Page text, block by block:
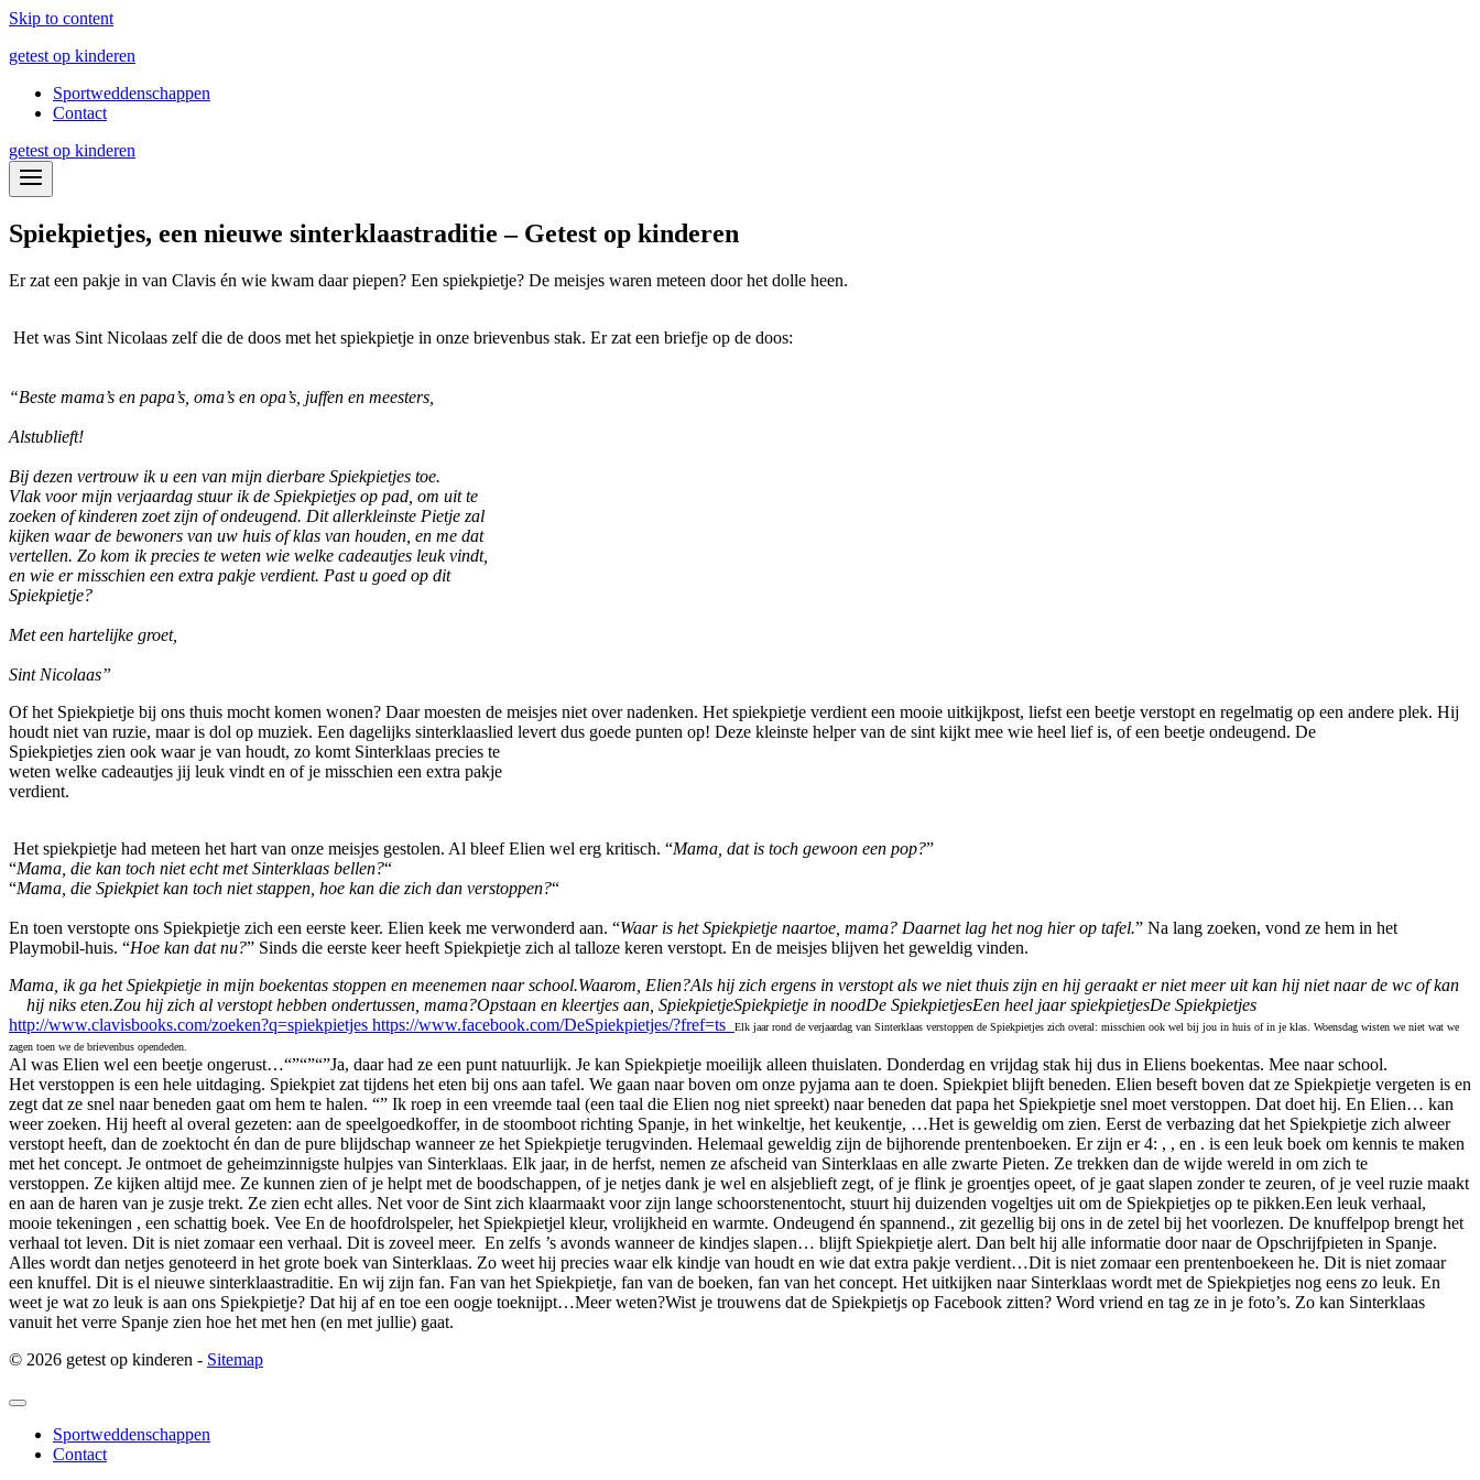
Skip to content
getest op kinderen
Sportweddenschappen
Contact
getest op kinderen
Spiekpietjes, een nieuwe sinterklaastraditie – Getest op kinderen
Er zat een pakje in van Clavis én wie kwam daar piepen? Een spiekpietje? De meisjes waren meteen door het dolle heen.
Het was Sint Nicolaas zelf die de doos met het spiekpietje in onze brievenbus stak. Er zat een briefje op de doos:
“Beste mama’s en papa’s, oma’s en opa’s, juffen en meesters,
Alstublieft!
Bij dezen vertrouw ik u een van mijn dierbare Spiekpietjes toe.
Vlak voor mijn verjaardag stuur ik de Spiekpietjes op pad, om uit te
zoeken of kinderen zoet zijn of ondeugend. Dit allerkleinste Pietje zal
kijken waar de bewoners van uw huis of klas van houden, en me dat
vertellen. Zo kom ik precies te weten wie welke cadeautjes leuk vindt,
en wie er misschien een extra pakje verdient. Past u goed op dit
Spiekpietje?
Met een hartelijke groet,
Sint Nicolaas”
Of het Spiekpietje bij ons thuis mocht komen wonen? Daar moesten de meisjes niet over nadenken. Het spiekpietje verdient een mooie uitkijkpost, liefst een beetje verstopt en regelmatig op een andere plek. Hij
houdt niet van ruzie, maar is dol op muziek. Een dagelijks sinterklaaslied levert dus goede punten op! Deze kleinste helper van de sint kijkt mee wie heel lief is, of een beetje ondeugend. De
Spiekpietjes zien ook waar je van houdt, zo komt Sinterklaas precies te
weten welke cadeautjes jij leuk vindt en of je misschien een extra pakje
verdient.
Het spiekpietje had meteen het hart van onze meisjes gestolen. Al bleef Elien wel erg kritisch. “Mama, dat is toch gewoon een pop?”
“Mama, die kan toch niet echt met Sinterklaas bellen?“
“Mama, die Spiekpiet kan toch niet stappen, hoe kan die zich dan verstoppen?“
En toen verstopte ons Spiekpietje zich een eerste keer. Elien keek me verwonderd aan. “Waar is het Spiekpietje naartoe, mama? Daarnet lag het nog hier op tafel.” Na lang zoeken, vond ze hem in het
Playmobil-huis. “Hoe kan dat nu?” Sinds die eerste keer heeft Spiekpietje zich al talloze keren verstopt. En de meisjes blijven het geweldig vinden.
Mama, ik ga het Spiekpietje in mijn boekentas stoppen en meenemen naar school.Waarom, Elien?Als hij zich ergens in verstopt als we niet thuis zijn en hij geraakt er niet meer uit kan hij niet naar de wc of kan
hij niks eten.Zou hij zich al verstopt hebben ondertussen, mama?Opstaan en kleertjes aan, SpiekpietjeSpiekpietje in noodDe SpiekpietjesEen heel jaar spiekpietjesDe Spiekpietjes
http://www.clavisbooks.com/zoeken?q=spiekpietjes https://www.facebook.com/DeSpiekpietjes/?fref=ts
Elk jaar rond de verjaardag van Sinterklaas verstoppen de Spiekpietjes zich overal: misschien ook wel bij jou in huis of in je klas. Woensdag wisten we niet wat we
zagen toen we de brievenbus opendeden.
Al was Elien wel een beetje ongerust…“”“”“”Ja, daar had ze een punt natuurlijk. Je kan Spiekpietje moeilijk alleen thuislaten. Donderdag en vrijdag stak hij dus in Eliens boekentas. Mee naar school.
Het verstoppen is een hele uitdaging. Spiekpiet zat tijdens het eten bij ons aan tafel. We gaan naar boven om onze pyjama aan te doen. Spiekpiet blijft beneden. Elien beseft boven dat ze Spiekpietje vergeten is en
zegt dat ze snel naar beneden gaat om hem te halen. “” Ik roep in een vreemde taal (een taal die Elien nog niet spreekt) naar beneden dat papa het Spiekpietje snel moet verstoppen. Dat doet hij. En Elien… kan
weer zoeken. Hij heeft al overal gezeten: aan de speelgoedkoffer, in de stoomboot richting Spanje, in het winkeltje, het keukentje, …Het is geweldig om zien. Eerst de verbazing dat het Spiekpietje zich alweer
verstopt heeft, dan de zoektocht én dan de pure blijdschap wanneer ze het Spiekpietje terugvinden. Helemaal geweldig zijn de bijhorende prentenboeken. Er zijn er 4: , , en . is een leuk boek om kennis te maken
met het concept. Je ontmoet de geheimzinnigste hulpjes van Sinterklaas. Elk jaar, in de herfst, nemen ze afscheid van Sinterklaas en alle zwarte Pieten. Ze trekken dan de wijde wereld in om zich te
verstoppen. Ze kijken altijd mee. Ze kunnen zien of je helpt met de boodschappen, of je netjes dank je wel en alsjeblieft zegt, of je flink je groentjes opeet, of je gaat slapen zonder te zeuren, of je veel ruzie maakt
en aan de haren van je zusje trekt. Ze zien echt alles. Net voor de Sint zich klaarmaakt voor zijn lange schoorstenentocht, stuurt hij duizenden vogeltjes uit om de Spiekpietjes op te pikken.Een leuk verhaal,
mooie tekeningen , een schattig boek. Vee En de hoofdrolspeler, het Spiekpietjel kleur, vrolijkheid en warmte. Ondeugend én spannend., zit gezellig bij ons in de zetel bij het voorlezen. De knuffelpop brengt het
verhaal tot leven. Dit is niet zomaar een verhaal. Dit is zoveel meer. En zelfs ’s avonds wanneer de kindjes slapen… blijft Spiekpietje alert. Dan belt hij alle informatie door naar de Opschrijfpieten in Spanje.
Alles wordt dan netjes genoteerd in het grote boek van Sinterklaas. Zo weet hij precies waar elk kindje van houdt en wie dat extra pakje verdient…Dit is niet zomaar een prentenboekeen he. Dit is niet zomaar
een knuffel. Dit is el nieuwe sinterklaastraditie. En wij zijn fan. Fan van het Spiekpietje, fan van de boeken, fan van het concept. Het uitkijken naar Sinterklaas wordt met de Spiekpietjes nog eens zo leuk. En
weet je wat zo leuk is aan ons Spiekpietje? Dat hij af en toe een oogje toeknijpt…Meer weten?Wist je trouwens dat de Spiekpietjs op Facebook zitten? Word vriend en tag ze in je foto’s. Zo kan Sinterklaas
vanuit het verre Spanje zien hoe het met hen (en met jullie) gaat.
© 2026 getest op kinderen - Sitemap
Sportweddenschappen
Contact